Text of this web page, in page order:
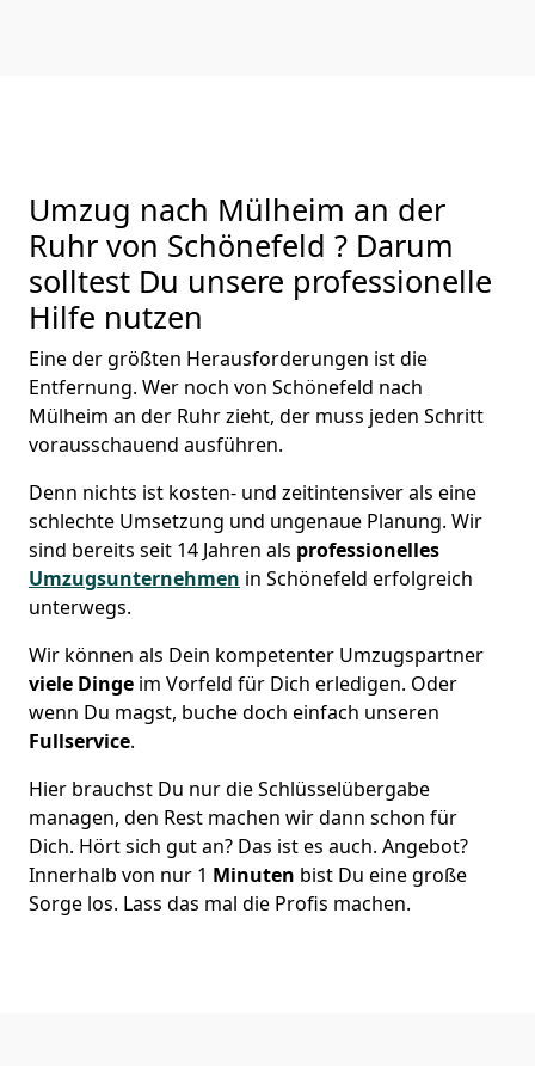
Umzug nach Mülheim an der
Ruhr von Schönefeld ? Darum
solltest Du unsere professionelle
Hilfe nutzen
Eine der größten Herausforderungen ist die
Entfernung. Wer noch von Schönefeld nach
Mülheim an der Ruhr zieht, der muss jeden Schritt
vorausschauend ausführen.
Denn nichts ist kosten- und zeitintensiver als eine
schlechte Umsetzung und ungenaue Planung. Wir
sind bereits seit 14 Jahren als professionelles
Umzugsunternehmen in Schönefeld erfolgreich
unterwegs.
Wir können als Dein kompetenter Umzugspartner
viele Dinge im Vorfeld für Dich erledigen. Oder
wenn Du magst, buche doch einfach unseren
Fullservice.
Hier brauchst Du nur die Schlüsselübergabe
managen, den Rest machen wir dann schon für
Dich. Hört sich gut an? Das ist es auch. Angebot?
Innerhalb von nur 1 Minuten bist Du eine große
Sorge los. Lass das mal die Profis machen.